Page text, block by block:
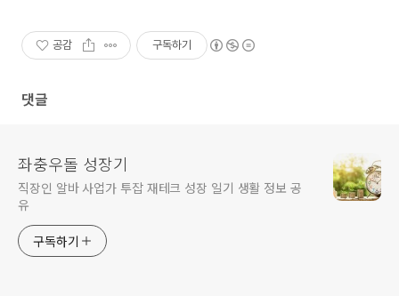
공감 구독하기
댓글
좌충우돌 성장기
직장인 알바 사업가 투잡 재테크 성장 일기 생활 정보 공
유
구독하기